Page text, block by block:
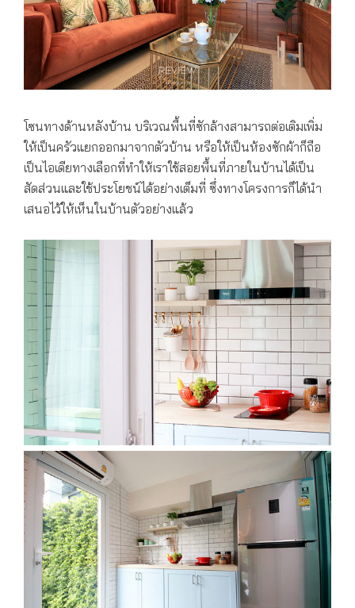
โซนทางด้านหลังบ้าน บริเวณพื้นที่ซักล้างสามารถต่อเติมเพิ่ม
ให้เป็นครัวแยกออกมาจากตัวบ้าน หรือให้เป็นห้องซักผ้าก็ถือ
เป็นไอเดียทางเลือกที่ทำให้เราใช้สอยพื้นที่ภายในบ้านได้เป็น
สัดส่วนและใช้ประโยชน์ได้อย่างเต็มที่ ซึ่งทางโครงการก็ได้นำ
เสนอไว้ให้เห็นในบ้านตัวอย่างแล้ว